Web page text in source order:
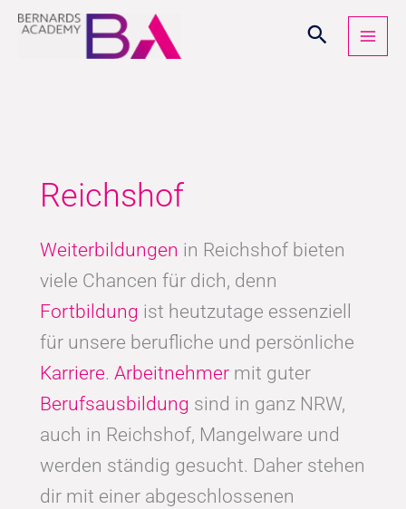
Zum
Inhalt
Reichshof
Weiterbildungen in Reichshof bieten
viele Chancen für dich, denn
Fortbildung ist heutzutage essenziell
für unsere berufliche und persönliche
Karriere. Arbeitnehmer mit guter
Berufsausbildung sind in ganz NRW,
auch in Reichshof, Mangelware und
werden ständig gesucht. Daher stehen
dir mit einer abgeschlossenen